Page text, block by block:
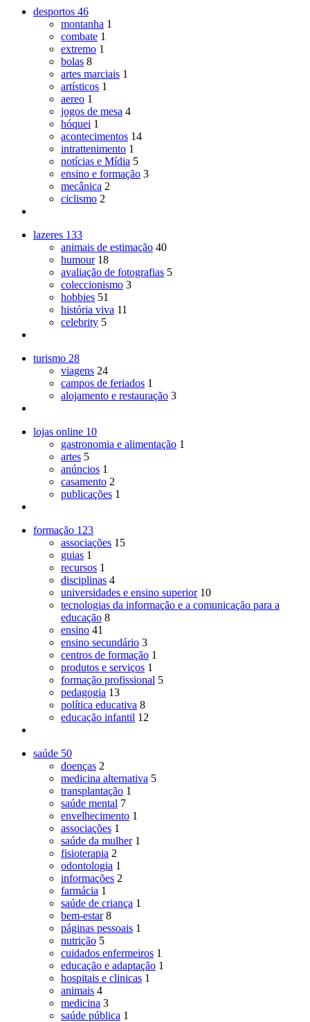
desportos 46
montanha 1
combate 1
extremo 1
bolas 8
artes marciais 1
artísticos 1
aereo 1
jogos de mesa 4
hóquei 1
acontecimentos 14
intrattenimento 1
notícias e Mídia 5
ensino e formação 3
mecânica 2
ciclismo 2
lazeres 133
animais de estimação 40
humour 18
avaliação de fotografias 5
coleccionismo 3
hobbies 51
história viva 11
celebrity 5
turismo 28
viagens 24
campos de feriados 1
alojamento e restauração 3
lojas online 10
gastronomia e alimentação 1
artes 5
anúncios 1
casamento 2
publicações 1
formação 123
associações 15
guias 1
recursos 1
disciplinas 4
universidades e ensino superior 10
tecnologias da informação e a comunicação para a
educação 8
ensino 41
ensino secundário 3
centros de formação 1
produtos e serviços 1
formação profissional 5
pedagogia 13
política educativa 8
educação infantil 12
saúde 50
doenças 2
medicina alternativa 5
transplantação 1
saúde mental 7
envelhecimento 1
associações 1
saúde da mulher 1
fisioterapia 2
odontologia 1
informações 2
farmácia 1
saúde de criança 1
bem-estar 8
páginas pessoais 1
nutrição 5
cuidados enfermeiros 1
educação e adaptação 1
hospitais e clinicas 1
animais 4
medicina 3
saúde pública 1